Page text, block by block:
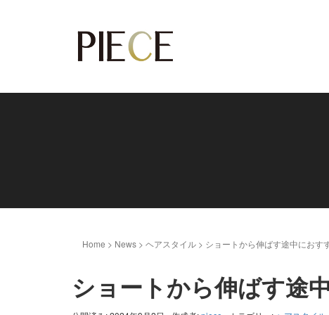
Home > News > ヘアスタイル > ショートから伸ばす途中におす
ショートから伸ばす途